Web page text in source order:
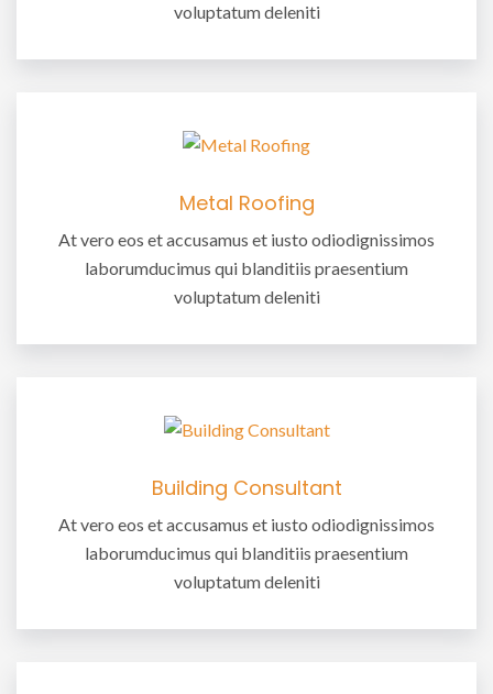
voluptatum deleniti
Metal Roofing
At vero eos et accusamus et iusto odiodignissimos
laborumducimus qui blanditiis praesentium
voluptatum deleniti
Building Consultant
At vero eos et accusamus et iusto odiodignissimos
laborumducimus qui blanditiis praesentium
voluptatum deleniti